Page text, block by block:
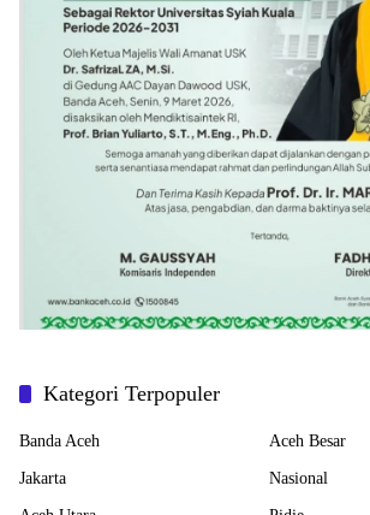
Kategori Terpopuler
Banda Aceh Aceh Besar
Jakarta Nasional